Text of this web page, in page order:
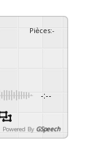
Pièces:-
-:--
Powered By GSpeech